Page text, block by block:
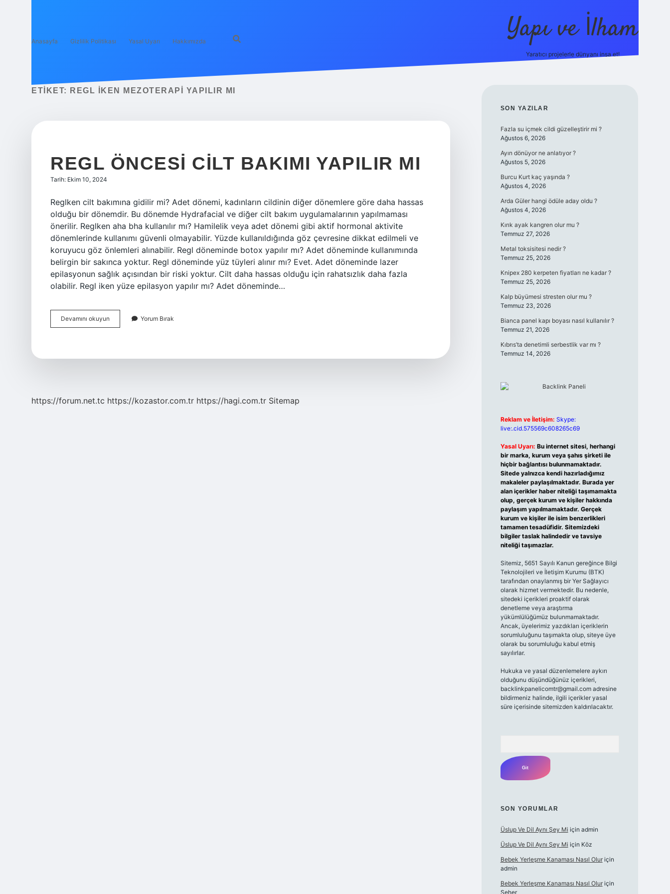
Anasayfa Gizlilik Politikası Yasal Uyarı Hakkımızda Yapı ve İlham
Yaratıcı projelerle dünyanı inşa et!
ETIKET: REGL IKEN MEZOTERAPI YAPILIR MI
REGL ÖNCESI CILT BAKIMI YAPILIR MI
Tarih: Ekim 10, 2024
Reglken cilt bakımına gidilir mi? Adet dönemi, kadınların cildinin diğer dönemlere göre daha hassas
olduğu bir dönemdir. Bu dönemde Hydrafacial ve diğer cilt bakım uygulamalarının yapılmaması
önerilir. Reglken aha bha kullanılır mı? Hamilelik veya adet dönemi gibi aktif hormonal aktivite
dönemlerinde kullanımı güvenli olmayabilir. Yüzde kullanıldığında göz çevresine dikkat edilmeli ve
koruyucu göz önlemleri alınabilir. Regl döneminde botox yapılır mı? Adet döneminde kullanımında
belirgin bir sakınca yoktur. Regl döneminde yüz tüyleri alınır mı? Evet. Adet döneminde lazer
epilasyonun sağlık açısından bir riski yoktur. Cilt daha hassas olduğu için rahatsızlık daha fazla
olabilir. Regl iken yüze epilasyon yapılır mı? Adet döneminde…
Devamını okuyun
Öncesi
Yorum Bırak
https://forum.net.tc https://kozastor.com.tr https://hagi.com.tr Sitemap
SIDEBAR
SON YAZILAR
Fazla su içmek cildi güzelleştirir mi ?
Ağustos 6, 2026
Ayın dönüyor ne anlatıyor ?
Ağustos 5, 2026
Burcu Kurt kaç yaşında ?
Ağustos 4, 2026
Arda Güler hangi ödüle aday oldu ?
Ağustos 4, 2026
Kırık ayak kangren olur mu ?
Temmuz 27, 2026
Metal toksisitesi nedir ?
Temmuz 25, 2026
Knipex 280 kerpeten fiyatları ne kadar ?
Temmuz 25, 2026
Kalp büyümesi stresten olur mu ?
Temmuz 23, 2026
Bianca panel kapı boyası nasıl kullanılır ?
Temmuz 21, 2026
Kıbrıs’ta denetimli serbestlik var mı ?
Temmuz 14, 2026
Reklam ve İletişim: Skype:
live:.cid.575569c608265c69
Yasal Uyarı: Bu internet sitesi, herhangi
bir marka, kurum veya şahıs şirketi ile
hiçbir bağlantısı bulunmamaktadır.
Sitede yalnızca kendi hazırladığımız
makaleler paylaşılmaktadır. Burada yer
alan içerikler haber niteliği taşımamakta
olup, gerçek kurum ve kişiler hakkında
paylaşım yapılmamaktadır. Gerçek
kurum ve kişiler ile isim benzerlikleri
tamamen tesadüfidir. Sitemizdeki
bilgiler taslak halindedir ve tavsiye
niteliği taşımazlar.
Sitemiz, 5651 Sayılı Kanun gereğince Bilgi
Teknolojileri ve İletişim Kurumu (BTK)
tarafından onaylanmış bir Yer Sağlayıcı
olarak hizmet vermektedir. Bu nedenle,
sitedeki içerikleri proaktif olarak
denetleme veya araştırma
yükümlülüğümüz bulunmamaktadır.
Ancak, üyelerimiz yazdıkları içeriklerin
sorumluluğunu taşımakta olup, siteye üye
olarak bu sorumluluğu kabul etmiş
sayılırlar.
Hukuka ve yasal düzenlemelere aykırı
olduğunu düşündüğünüz içerikleri,
backlinkpanelicomtr@gmail.comadresine
bildirmeniz halinde, ilgili içerikler yasal
süre içerisinde sitemizden kaldırılacaktır.
SON YORUMLAR
Üslup Ve Dil Aynı Şey Mi için admin
Üslup Ve Dil Aynı Şey Mi için Köz
Bebek Yerleşme Kanaması Nasıl Oluriçin
admin
Bebek Yerleşme Kanaması Nasıl Oluriçin
Seher